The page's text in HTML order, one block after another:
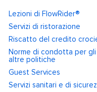
Lezioni di FlowRider®
Servizi di ristorazione
Riscatto del credito
Norme di condotta per
altre politiche
Guest Services
Servizi sanitari e di